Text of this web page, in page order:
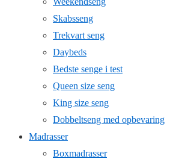
Skabsseng
Trekvart seng
Daybeds
Bedste senge i test
Queen size seng
King size seng
Dobbeltseng med opbevaring
Madrasser
Boxmadrasser